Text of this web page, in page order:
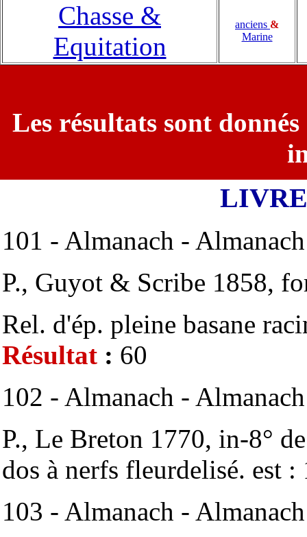
Chasse &
Equitation
anciens &
Marine
Les résultats sont
101 - Almanach -
P., Guyot & Scribe 1858,
Rel. d'ép. pleine basane
Résultat : 60
102 - Almanach -
P., Le Breton 1770, in-8°
dos à nerfs fleurdelisé. est :
103 - Almanach -